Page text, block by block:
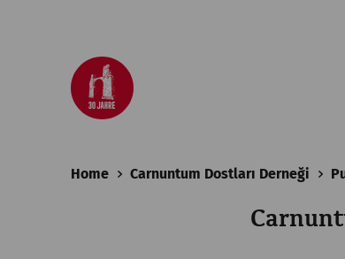
Home Carnuntum Dostları Derneği